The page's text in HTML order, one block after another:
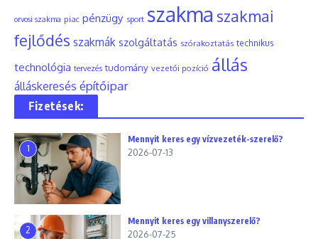
orvosi szakma piac pénzügy sport szakma szakmai
fejlődés szakmák szolgáltatás szórakoztatás technikus
technológia tervezés tudomány vezetői pozíció állás
álláskeresés építőipar
Fizetések:
1
Mennyit keres egy vízvezeték-szerelő?
2026-07-13
2
Mennyit keres egy villanyszerelő?
2026-07-25